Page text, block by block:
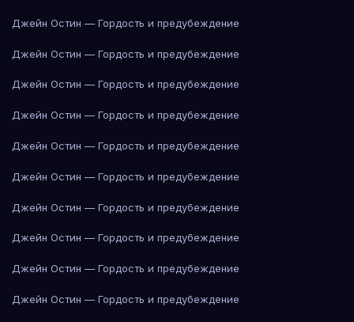
Джейн Остин — Гордость и предубеждение
Джейн Остин — Гордость и предубеждение
Джейн Остин — Гордость и предубеждение
Джейн Остин — Гордость и предубеждение
Джейн Остин — Гордость и предубеждение
Джейн Остин — Гордость и предубеждение
Джейн Остин — Гордость и предубеждение
Джейн Остин — Гордость и предубеждение
Джейн Остин — Гордость и предубеждение
Джейн Остин — Гордость и предубеждение